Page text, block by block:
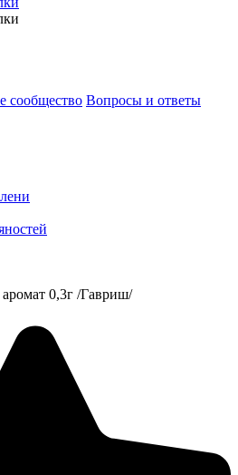
сообщество Вопросы и ответы
0,3г /Гавриш/